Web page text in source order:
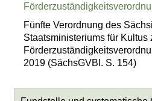
Fünfte Verordnung des
Staatsministeriums für Kultus
2019 (SächsGVBl. S. 154)